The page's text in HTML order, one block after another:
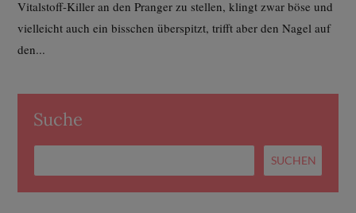
Vitalstoff-Killer an den Pranger zu stellen, klingt zwar böse und
vielleicht auch ein bisschen überspitzt, trifft aber den Nagel auf
den...
Suche